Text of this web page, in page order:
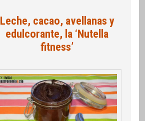
Leche, cacao, avellanas y
edulcorante, la ‘Nutella
fitness’